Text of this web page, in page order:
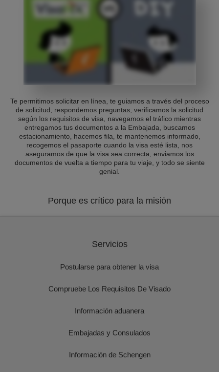
Te permitimos solicitar en línea, te guiamos a través del proceso
de solicitud, respondemos preguntas, verificamos la solicitud
según los requisitos de visa, navegamos el tráfico mientras
entregamos tus documentos a la Embajada, buscamos
estacionamiento, hacemos fila, te mantenemos informado,
recogemos el pasaporte cuando la visa esté lista, nos
aseguramos de que la visa sea correcta, enviamos los
documentos de vuelta a tiempo para tu viaje, y todo se siente
genial.
Porque es crítico para la misión
Servicios
Postularse para obtener la visa
Compruebe Los Requisitos De Visado
Información aduanera
Embajadas y Consulados
Información de Schengen